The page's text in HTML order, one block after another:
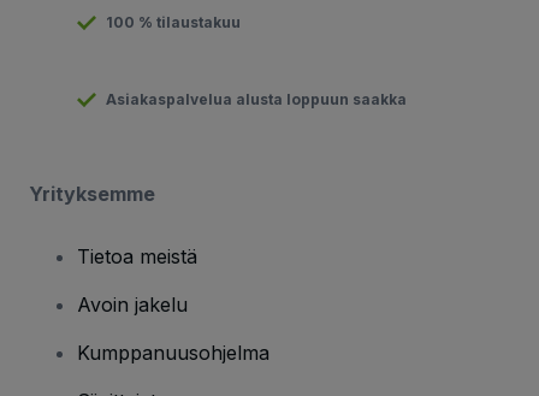
100 % tilaustakuu
Asiakaspalvelua alusta loppuun saakka
Yrityksemme
Tietoa meistä
Avoin jakelu
Kumppanuusohjelma